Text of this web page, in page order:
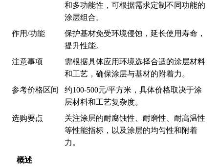
概述
和多功能性，可根据需求定制不同功能的
涂层组合。
作用/功能
保护基材免受环境侵蚀，延长使用寿命，
提升性能。
注意事项
需根据具体应用环境选择合适的涂层材料
和工艺，确保涂层与基材的附着力。
参考价格区间
约100-500元/平方米，具体价格取决于涂
层材料和工艺复杂度。
选购要点
关注涂层的耐腐蚀性、耐磨性、耐高温性
等性能指标，以及涂层的均匀性和附着
力。